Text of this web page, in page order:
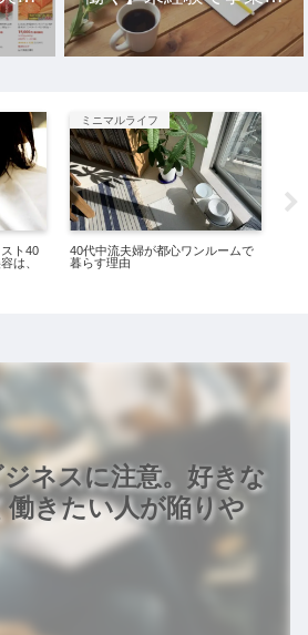
10
立ち上げ10年、元社畜
アラサー女の話。
ト40
は、
ミニマルライフ
40代中流夫婦が都心ワンルームで
暮らす理由
ネスに注意。好きな
働きたい人が陥りや